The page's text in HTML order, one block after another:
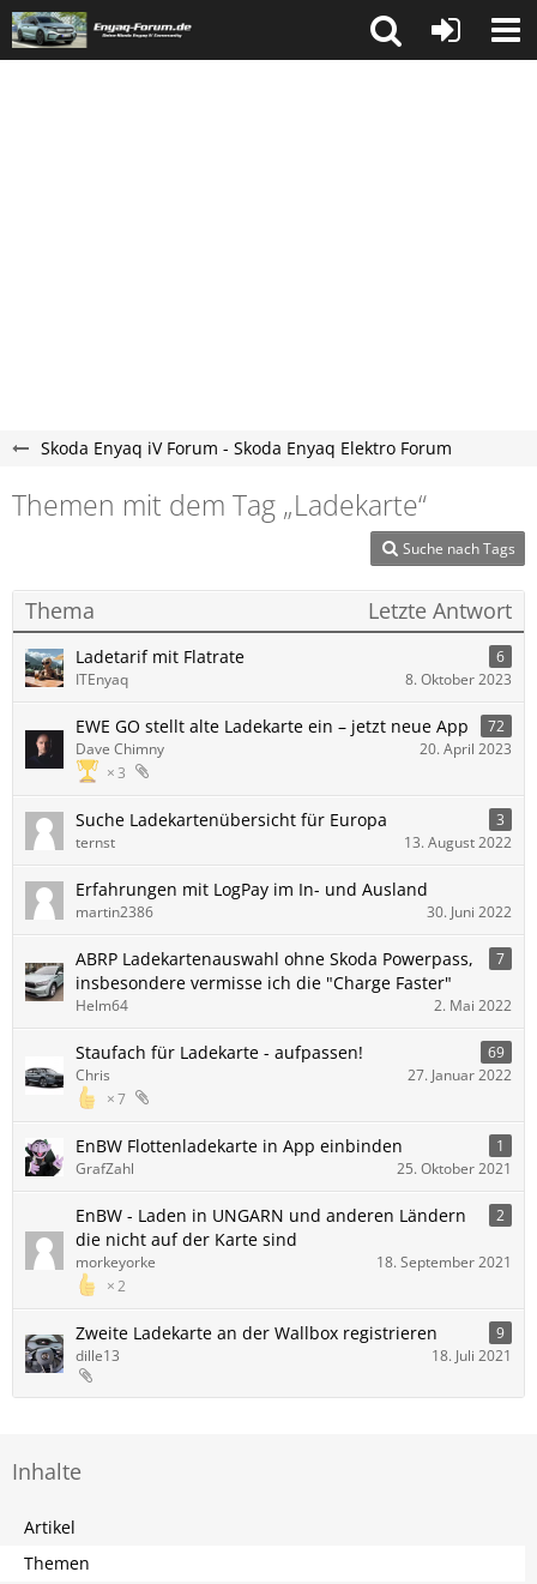
Skoda Enyaq iV Forum - Skoda Enyaq Elektro Forum
Themen mit dem Tag „Ladekarte“
Suche nach Tags
Thema Letzte Antwort
Ladetarif mit Flatrate
6
ITEnyaq
8. Oktober 2023
EWE GO stellt alte Ladekarte ein – jetzt neue App 72
3
Dave Chimny 20. April 2023
Suche Ladekartenübersicht für Europa
3
ternst
13. August 2022
Erfahrungen mit LogPay im In- und Ausland
martin2386 30. Juni 2022
ABRP Ladekartenauswahl ohne Skoda Powerpass,
insbesondere vermisse ich die "Charge Faster"
7
Helm64 2. Mai 2022
Staufach für Ladekarte - aufpassen! 69
7
Chris 27. Januar 2022
EnBW Flottenladekarte in App einbinden
1
GrafZahl
25. Oktober 2021
EnBW - Laden in UNGARN und anderen Ländern
die nicht auf der Karte sind
2
2
morkeyorke 18. September 2021
Zweite Ladekarte an der Wallbox registrieren
9
dille13
18. Juli 2021
Inhalte
Artikel
Themen